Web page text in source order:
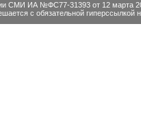
СМИ ИА №ФС77-31393 от 12 марта
с обязательной гиперссылкой